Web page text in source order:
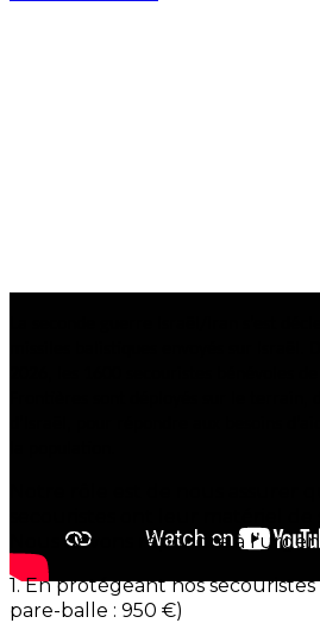
Nous devons répondre à
1. En protégeant nos
pare-balle : 950 €)